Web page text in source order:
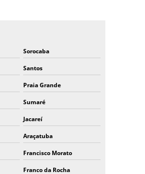
AÇO
PREÇO
TRICOTADA
MÃOS EPI
SEGURANÇA DO TRABALHO
Sorocaba
Santos
Praia Grande
Sumaré
Jacareí
Araçatuba
Francisco Morato
Franco da Rocha